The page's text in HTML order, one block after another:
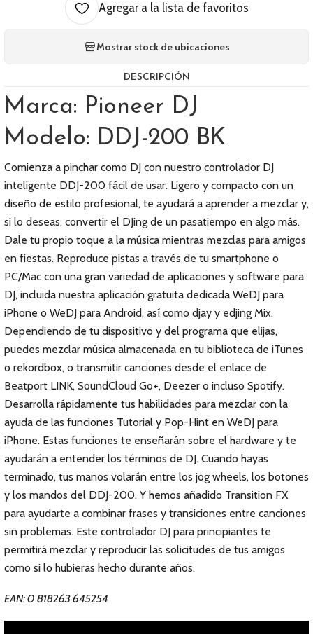
Agregar a la lista de favoritos
Mostrar stock de ubicaciones
DESCRIPCIÓN
Marca: Pioneer DJ
Modelo: DDJ-200 BK
Comienza a pinchar como DJ con nuestro controlador DJ
inteligente DDJ-200 fácil de usar. Ligero y compacto con un
diseño de estilo profesional, te ayudará a aprender a mezclar y,
si lo deseas, convertir el DJing de un pasatiempo en algo más.
Dale tu propio toque a la música mientras mezclas para amigos
en fiestas. Reproduce pistas a través de tu smartphone o
PC/Mac con una gran variedad de aplicaciones y software para
DJ, incluida nuestra aplicación gratuita dedicada WeDJ para
iPhone o WeDJ para Android, así como djay y edjing Mix.
Dependiendo de tu dispositivo y del programa que elijas,
puedes mezclar música almacenada en tu biblioteca de iTunes
o rekordbox, o transmitir canciones desde el enlace de
Beatport LINK, SoundCloud Go+, Deezer o incluso Spotify.
Desarrolla rápidamente tus habilidades para mezclar con la
ayuda de las funciones Tutorial y Pop-Hint en WeDJ para
iPhone. Estas funciones te enseñarán sobre el hardware y te
ayudarán a entender los términos de DJ. Cuando hayas
terminado, tus manos volarán entre los jog wheels, los botones
y los mandos del DDJ-200. Y hemos añadido Transition FX
para ayudarte a combinar frases y transiciones entre canciones
sin problemas. Este controlador DJ para principiantes te
permitirá mezclar y reproducir las solicitudes de tus amigos
como si lo hubieras hecho durante años.
EAN: 0 818263 645254